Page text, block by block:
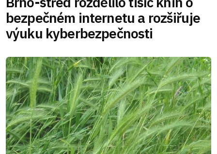
bezpečném internetu a rozšiřuje
výuku kyberbezpečnosti